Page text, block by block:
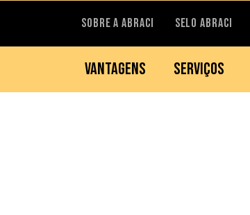
SOBRE A ABRACI SELO ABRACI
VANTAGENS SERVIÇOS